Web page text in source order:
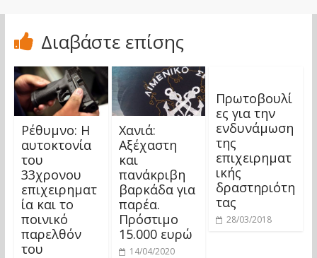
Διαβάστε επίσης
Ρέθυμνο: Η
αυτοκτονία
του
33χρονου
επιχειρηματ
ία και το
ποινικό
παρελθόν
του
Χανιά:
Αξέχαστη
και
πανάκριβη
βαρκάδα για
παρέα.
Πρόστιμο
15.000 ευρώ
14/04/2020
Πρωτοβουλί
ες για την
ενδυνάμωση
της
επιχειρηματ
ικής
δραστηριότη
τας
28/03/2018